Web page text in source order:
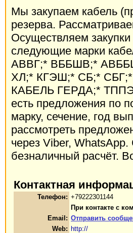
Мы закупаем кабель
резерва.
Осуществляем
следующие марки
АВВГ;* ВББШВ;*
ХЛ;* КГЭШ;* СБ;*
КАБЕЛЬ ГЕРДА;*
есть предложения по
марку, сечение, год
рассмотреть
через Viber,
безналичный расчёт.
Контактная
Телефон: +79222301144
При контакте с
Email: Отправить
Web: http://